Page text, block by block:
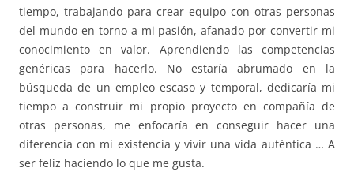
tiempo, trabajando para crear equipo con otras personas
del mundo en torno a mi pasión, afanado por convertir mi
conocimiento en valor. Aprendiendo las competencias
genéricas para hacerlo. No estaría abrumado en la
búsqueda de un empleo escaso y temporal, dedicaría mi
tiempo a construir mi propio proyecto en compañía de
otras personas, me enfocaría en conseguir hacer una
diferencia con mi existencia y vivir una vida auténtica … A
ser feliz haciendo lo que me gusta.